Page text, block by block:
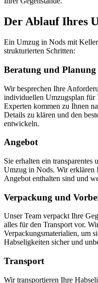
Der Ablauf Ihres
Ein Umzug in Nods mit
strukturierten Schritten:
Beratung und Planung
Wir besprechen Ihre
individuellen Umzugsplan für
Experten kommen zu Ihnen
Details zu klären und den
entwickeln.
Angebot
Sie erhalten ein
Umzug in Nods. Wir erklären
Angebot enthalten sind und
Verpackung und
Unser Team verpackt Ihre
alles für den Transport vor.
Verpackungsmaterialien, um
Habseligkeiten sicher und
Transport
Wir transportieren Ihre